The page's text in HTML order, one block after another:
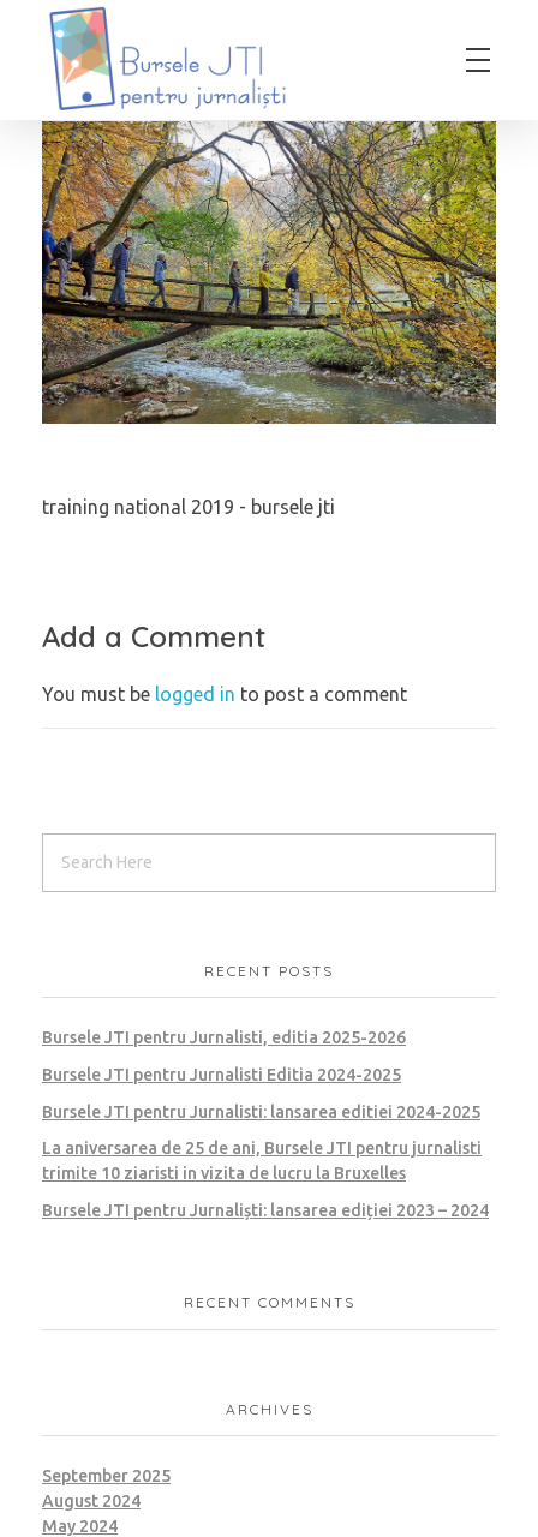
Bursele JTI pentru Jurnalisti
ediția 2018-2019
training national 2019 - bursele jti
Add a Comment
You must be logged in to post a comment
RECENT POSTS
Bursele JTI pentru Jurnalisti, editia 2025-2026
Bursele JTI pentru Jurnalisti Editia 2024-2025
Bursele JTI pentru Jurnalisti: lansarea editiei 2024-2025
La aniversarea de 25 de ani, Bursele JTI pentru jurnalisti
trimite 10 ziaristi in vizita de lucru la Bruxelles
Bursele JTI pentru Jurnaliști: lansarea ediției 2023 – 2024
RECENT COMMENTS
ARCHIVES
September 2025
August 2024
May 2024